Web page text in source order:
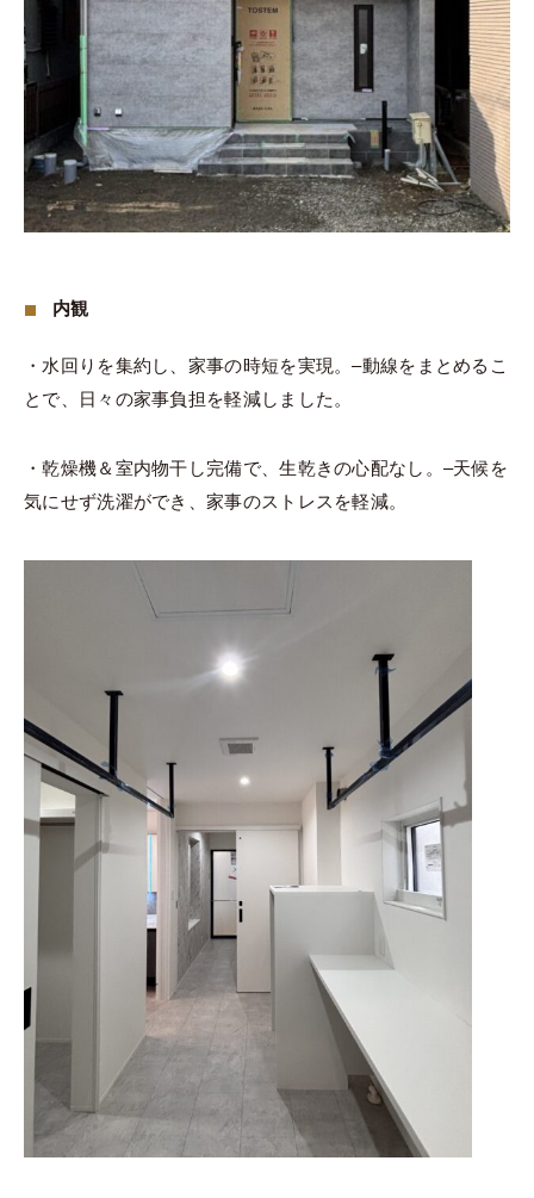
内観
・水回りを集約し、家事の時短を実現。–動線をまとめるこ
とで、日々の家事負担を軽減しました。
・乾燥機＆室内物干し完備で、生乾きの心配なし。–天候を
気にせず洗濯ができ、家事のストレスを軽減。